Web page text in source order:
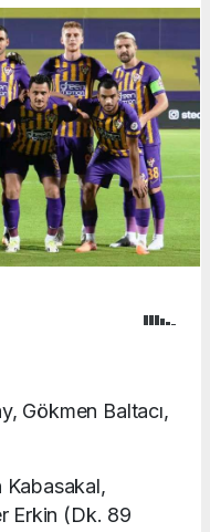
Gökmen Baltacı,
Kabasakal,
Erkin (Dk. 89